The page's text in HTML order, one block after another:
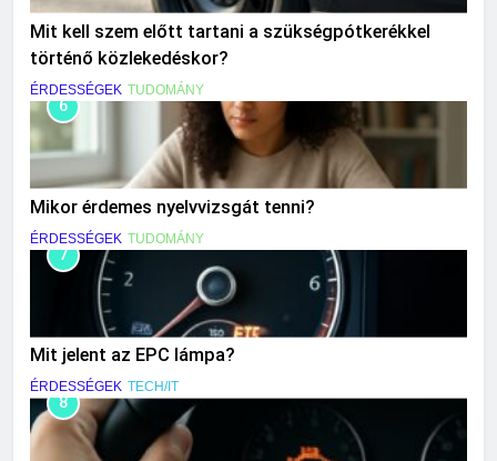
Mit kell szem előtt tartani a szükségpótkerékkel
történő közlekedéskor?
ÉRDESSÉGEK TUDOMÁNY
6
Mikor érdemes nyelvvizsgát tenni?
ÉRDESSÉGEK TUDOMÁNY
7
Mit jelent az EPC lámpa?
ÉRDESSÉGEK TECH/IT
8